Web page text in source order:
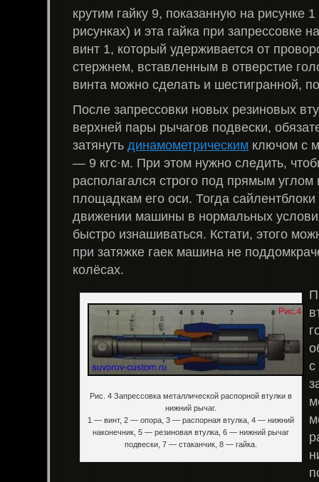
крутим гайку 9, показанную на рисунке
рисунках) и эта гайка при запрессовке
винт 1, который удерживается от
стержнем, вставленным в отверстие
винта можно сделать и шестигранной,
После запрессовки новых резиновых
верхней пары рычагов подвески,
затянуть динамометрическим ключом с
— 9 кгс·м. При этом нужно следить,
располагался строго под прямым
площадкам его оси. Тогда сайлентблоки
движении машины в нормальных
быстро изнашиваться. Кстати, этого
при затяжке гаек машина не
колёсах.
Рис. 4 Запрессовка металлической распорной втулки в
нижний рычаг.
1 — винт, 2 — опора, 3 — распорная втулка, 4 — нижний
наконечник, 5 — резиновая втулка, 6 — нижний рычаг
подвески, 7 — стаканчик, 8 — гайка.